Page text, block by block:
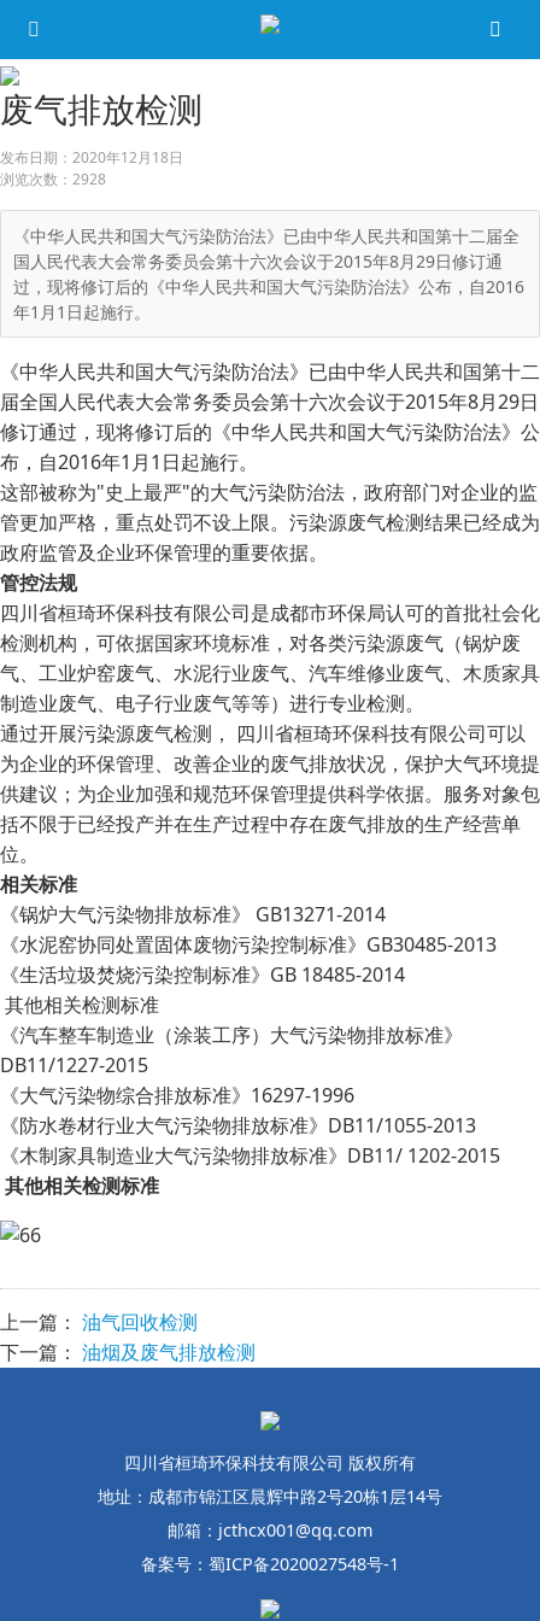
废气排放检测
发布日期： 2020年12月18日
浏览次数： 2928
《中华人民共和国大气污染防治法》已由中华人民共和国第十二届全
国人民代表大会常务委员会第十六次会议于2015年8月29日修订通
过，现将修订后的《中华人民共和国大气污染防治法》公布，自2016
年1月1日起施行。
《中华人民共和国大气污染防治法》已由中华人民共和国第十二
届全国人民代表大会常务委员会第十六次会议于2015年8月29日
修订通过，现将修订后的《中华人民共和国大气污染防治法》公
布，自2016年1月1日起施行。
这部被称为"史上最严"的大气污染防治法，政府部门对企业的监
管更加严格，重点处罚不设上限。污染源废气检测结果已经成为
政府监管及企业环保管理的重要依据。
管控法规
四川省桓琦环保科技有限公司是成都市环保局认可的首批社会化
检测机构，可依据国家环境标准，对各类污染源废气（锅炉废
气、工业炉窑废气、水泥行业废气、汽车维修业废气、木质家具
制造业废气、电子行业废气等等）进行专业检测。
通过开展污染源废气检测， 四川省桓琦环保科技有限公司可以
为企业的环保管理、改善企业的废气排放状况，保护大气环境提
供建议；为企业加强和规范环保管理提供科学依据。服务对象包
括不限于已经投产并在生产过程中存在废气排放的生产经营单
位。
相关标准
《锅炉大气污染物排放标准》 GB13271-2014
《水泥窑协同处置固体废物污染控制标准》GB30485-2013
《生活垃圾焚烧污染控制标准》GB 18485-2014
其他相关检测标准
《汽车整车制造业（涂装工序）大气污染物排放标准》
DB11/1227-2015
《大气污染物综合排放标准》16297-1996
《防水卷材行业大气污染物排放标准》DB11/1055-2013
《木制家具制造业大气污染物排放标准》DB11/ 1202-2015
其他相关检测标准
上一篇： 油气回收检测
下一篇： 油烟及废气排放检测
四川省桓琦环保科技有限公司 版权所有
地址：成都市锦江区晨辉中路2号20栋1层14号
邮箱：jcthcx001@qq.com
备案号：蜀ICP备2020027548号-1